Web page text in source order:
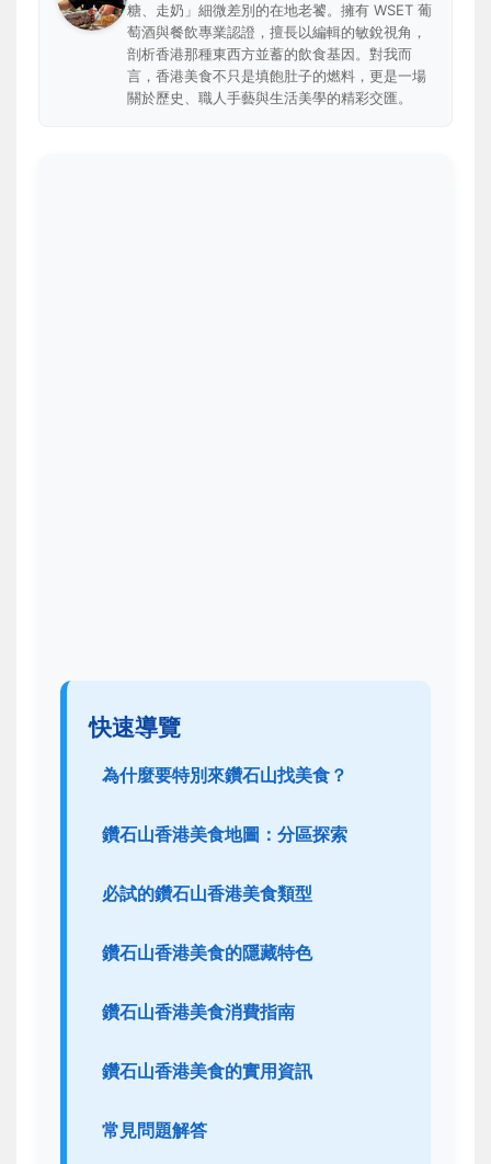
糖、走奶」細微差別的在地老饕。擁有 WSET 葡
萄酒與餐飲專業認證，擅長以編輯的敏銳視角，
剖析香港那種東西方並蓄的飲食基因。對我而
言，香港美食不只是填飽肚子的燃料，更是一場
關於歷史、職人手藝與生活美學的精彩交匯。
快速導覽
為什麼要特別來鑽石山找美食？
鑽石山香港美食地圖：分區探索
必試的鑽石山香港美食類型
鑽石山香港美食的隱藏特色
鑽石山香港美食消費指南
鑽石山香港美食的實用資訊
常見問題解答